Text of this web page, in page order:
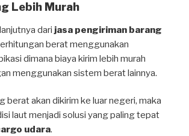
Lebih Murah
dari jasa pengiriman barang
berat menggunakan
dimana biaya kirim lebih murah
menggunakan sistem berat lainnya.
berat akan dikirim ke luar negeri, maka
laut menjadi solusi yang paling tepat
udara.